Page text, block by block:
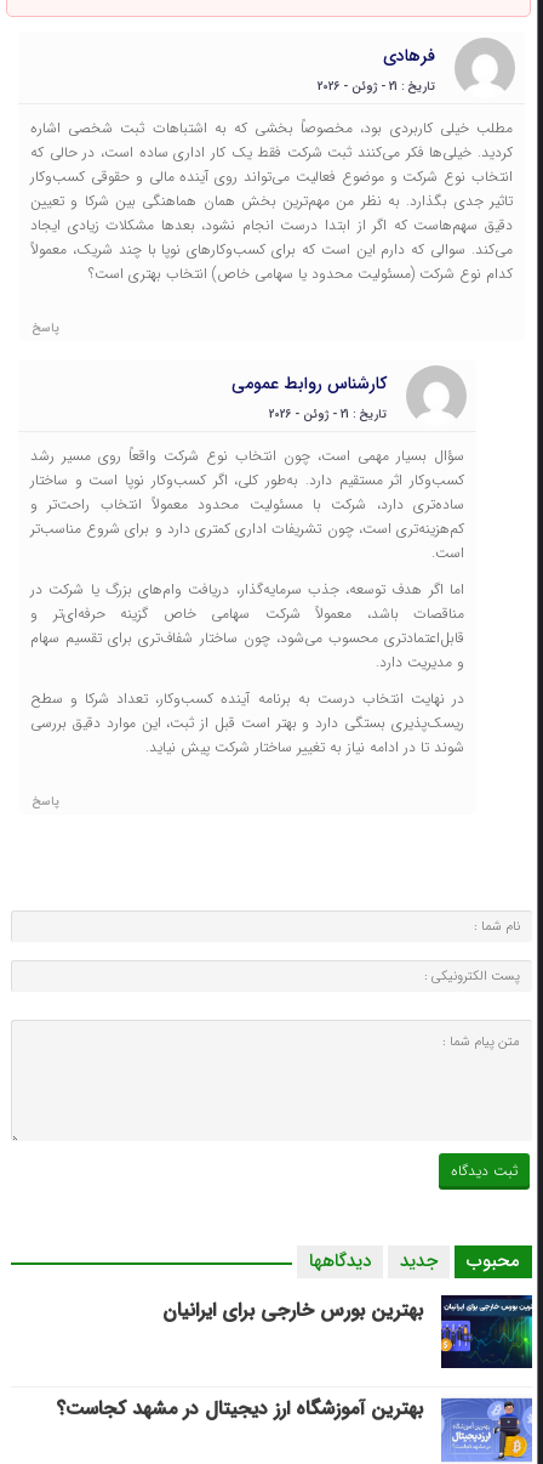
فرهادی
تاریخ : 21 - ژوئن - 2026
مطلب خیلی کاربردی بود، مخصوصاً بخشی که به اشتباهات ثبت شخصی اشاره
کردید. خیلی‌ها فکر می‌کنند ثبت شرکت فقط یک کار اداری ساده است، در حالی که
انتخاب نوع شرکت و موضوع فعالیت می‌تواند روی آینده مالی و حقوقی کسب‌وکار
تاثیر جدی بگذارد. به نظر من مهم‌ترین بخش همان هماهنگی بین شرکا و تعیین
دقیق سهم‌هاست که اگر از ابتدا درست انجام نشود، بعدها مشکلات زیادی ایجاد
می‌کند. سوالی که دارم این است که برای کسب‌وکارهای نوپا با چند شریک، معمولاً
کدام نوع شرکت (مسئولیت محدود یا سهامی خاص) انتخاب بهتری است؟
پاسخ
کارشناس روابط عمومی
تاریخ : 21 - ژوئن - 2026
سؤال بسیار مهمی است، چون انتخاب نوع شرکت واقعاً روی مسیر رشد
کسب‌وکار اثر مستقیم دارد. به‌طور کلی، اگر کسب‌وکار نوپا است و ساختار
ساده‌تری دارد، شرکت با مسئولیت محدود معمولاً انتخاب راحت‌تر و
کم‌هزینه‌تری است، چون تشریفات اداری کمتری دارد و برای شروع مناسب‌تر
است.
اما اگر هدف توسعه، جذب سرمایه‌گذار، دریافت وام‌های بزرگ یا شرکت در
مناقصات باشد، معمولاً شرکت سهامی خاص گزینه حرفه‌ای‌تر و
قابل‌اعتماد‌تری محسوب می‌شود، چون ساختار شفاف‌تری برای تقسیم سهام
و مدیریت دارد.
در نهایت انتخاب درست به برنامه آینده کسب‌وکار، تعداد شرکا و سطح
ریسک‌پذیری بستگی دارد و بهتر است قبل از ثبت، این موارد دقیق بررسی
شوند تا در ادامه نیاز به تغییر ساختار شرکت پیش نیاید.
پاسخ
محبوب جدید دیدگاهها
بهترین بورس خارجی برای ایرانیان
بهترین آموزشگاه ارز دیجیتال در مشهد کجاست؟